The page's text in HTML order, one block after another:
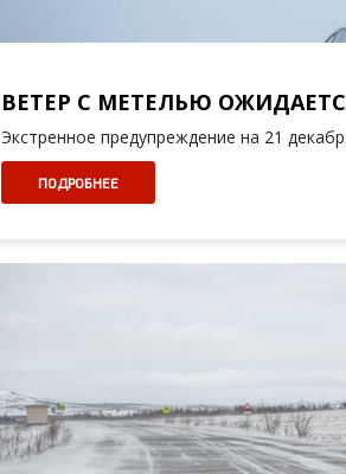
ВЕТЕР С МЕТЕЛЬЮ
Экстренное предупреждение на 21
ПОДРОБНЕЕ